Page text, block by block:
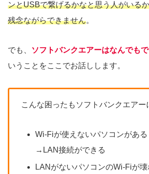
ンとUSBで繋げるかなと思う人がいる
残念ながらできません。
でも、 ソフトバンクエアーはなんでも
いうことをここでお話しします。
こんな困ったもソフトバンクエアー
Wi-Fiが使えないパソコンがある
→LAN接続ができる
LANがないパソコンのWi-Fiが壊